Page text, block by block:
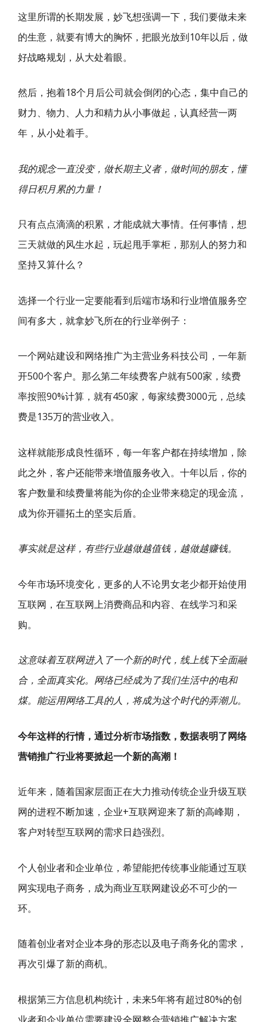
这里所谓的长期发展，妙飞想强调一下，我们要做未来
的生意，就要有博大的胸怀，把眼光放到10年以后，做
好战略规划，从大处着眼。
然后，抱着18个月后公司就会倒闭的心态，集中自己的
财力、物力、人力和精力从小事做起，认真经营一两
年，从小处着手。
我的观念一直没变，做长期主义者，做时间的朋友，懂
得日积月累的力量！
只有点点滴滴的积累，才能成就大事情。任何事情，想
三天就做的风生水起，玩起甩手掌柜，那别人的努力和
坚持又算什么？
选择一个行业一定要能看到后端市场和行业增值服务空
间有多大，就拿妙飞所在的行业举例子：
一个网站建设和网络推广为主营业务科技公司，一年新
开500个客户。那么第二年续费客户就有500家，续费
率按照90%计算，就有450家，每家续费3000元，总续
费是135万的营业收入。
这样就能形成良性循环，每一年客户都在持续增加，除
此之外，客户还能带来增值服务收入。十年以后，你的
客户数量和续费量将能为你的企业带来稳定的现金流，
成为你开疆拓土的坚实后盾。
事实就是这样，有些行业越做越值钱，越做越赚钱。
今年市场环境变化，更多的人不论男女老少都开始使用
互联网，在互联网上消费商品和内容、在线学习和采
购。
这意味着互联网进入了一个新的时代，线上线下全面融
合，全面真实化。网络已经成为了我们生活中的电和
煤。能运用网络工具的人，将成为这个时代的弄潮儿。
今年这样的行情，通过分析市场指数，数据表明了网络
营销推广行业将要掀起一个新的高潮！
近年来，随着国家层面正在大力推动传统企业升级互联
网的进程不断加速，企业+互联网迎来了新的高峰期，
客户对转型互联网的需求日趋强烈。
个人创业者和企业单位，希望能把传统事业能通过互联
网实现电子商务，成为商业互联网建设必不可少的一
环。
随着创业者对企业本身的形态以及电子商务化的需求，
再次引爆了新的商机。
根据第三方信息机构统计，未来5年将有超过80%的创
业者和企业单位需要建设全网整合营销推广解决方案，